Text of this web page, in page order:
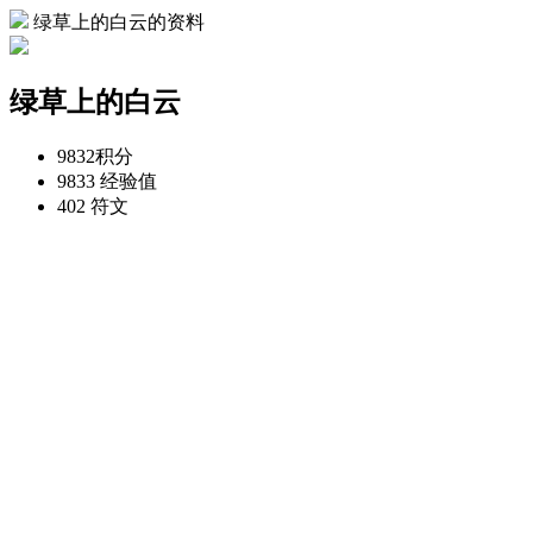
绿草上的白云的资料
绿草上的白云
9832积分
9833 经验值
402 符文